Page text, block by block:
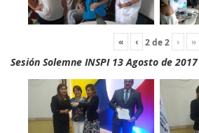
« ‹ 2de2 › »
Sesión Solemne INSPI 13 Agosto de 2017